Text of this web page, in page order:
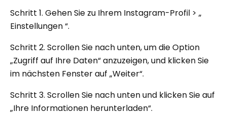
Schritt 1. Gehen Sie zu Ihrem Instagram-Profil > „
Einstellungen “.
Schritt 2. Scrollen Sie nach unten, um die Option
„Zugriff auf Ihre Daten“ anzuzeigen, und klicken Sie
im nächsten Fenster auf „Weiter“.
Schritt 3. Scrollen Sie nach unten und klicken Sie auf
„Ihre Informationen herunterladen“.